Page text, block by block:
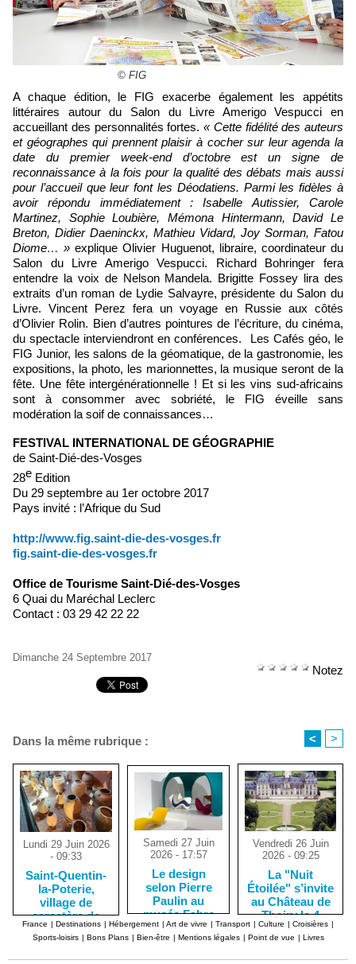
© FIG
A chaque édition, le FIG exacerbe également les appétits
littéraires autour du Salon du Livre Amerigo Vespucci en
accueillant des personnalités fortes. « Cette fidélité des auteurs
et géographes qui prennent plaisir à cocher sur leur agenda la
date du premier week-end d’octobre est un signe de
reconnaissance à la fois pour la qualité des débats mais aussi
pour l’accueil que leur font les Déodatiens. Parmi les fidèles à
avoir répondu immédiatement : Isabelle Autissier, Carole
Martinez, Sophie Loubière, Mémona Hintermann, David Le
Breton, Didier Daeninckx, Mathieu Vidard, Joy Sorman, Fatou
Diome… » explique Olivier Huguenot, libraire, coordinateur du
Salon du Livre Amerigo Vespucci. Richard Bohringer fera
entendre la voix de Nelson Mandela. Brigitte Fossey lira des
extraits d’un roman de Lydie Salvayre, présidente du Salon du
Livre. Vincent Perez fera un voyage en Russie aux côtés
d’Olivier Rolin. Bien d’autres pointures de l’écriture, du cinéma,
du spectacle interviendront en conférences. Les Cafés géo, le
FIG Junior, les salons de la géomatique, de la gastronomie, les
expositions, la photo, les marionnettes, la musique seront de la
fête. Une fête intergénérationnelle ! Et si les vins sud-africains
sont à consommer avec sobriété, le FIG éveille sans
modération la soif de connaissances…
FESTIVAL INTERNATIONAL DE GÉOGRAPHIE
de Saint-Dié-des-Vosges
28e Edition
Du 29 septembre au 1er octobre 2017
Pays invité : l’Afrique du Sud
http://www.fig.saint-die-des-vosges.fr
fig.saint-die-des-vosges.fr
Office de Tourisme Saint-Dié-des-Vosges
6 Quai du Maréchal Leclerc
Contact : 03 29 42 22 22
Dimanche 24 Septembre 2017
Notez
Dans la même rubrique : < >
Lundi 29 Juin 2026
- 09:33
Saint-Quentin-
la-Poterie,
village de
caractère de
potiers
céramistes
Samedi 27 Juin
2026 - 17:57
Le design
selon Pierre
Paulin au
musée Fabre
de Montpellier
Vendredi 26 Juin
2026 - 09:25
La "Nuit
Étoilée" s’invite
au Château de
Thoiry le 4
juillet
France | Destinations | Hébergement | Art de vivre | Transport | Culture | Croisières |
Sports-loisirs | Bons Plans | Bien-être | Mentions légales | Point de vue | Livres